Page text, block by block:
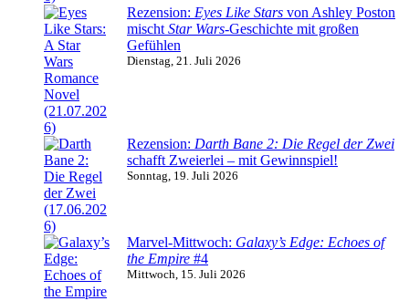
Rezension: Eyes Like Stars von Ashley Poston
mischt Star Wars-Geschichte mit großen
Gefühlen
Dienstag, 21. Juli 2026
Rezension: Darth Bane 2: Die Regel der Zwei
schafft Zweierlei – mit Gewinnspiel!
Sonntag, 19. Juli 2026
Marvel-Mittwoch: Galaxy’s Edge: Echoes of
the Empire #4
Mittwoch, 15. Juli 2026